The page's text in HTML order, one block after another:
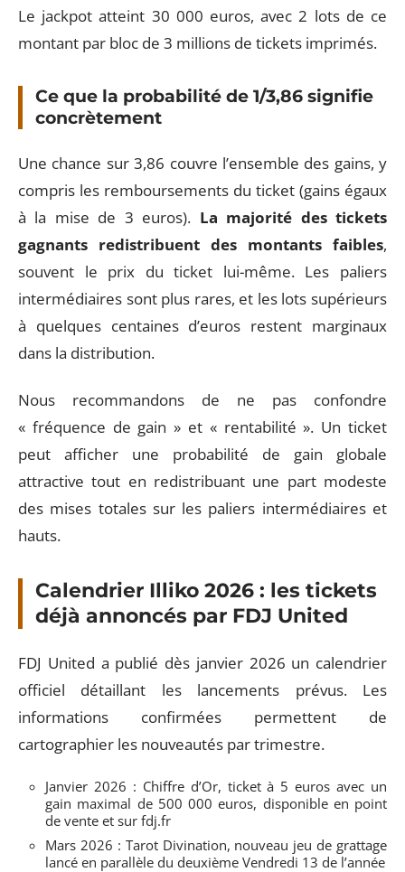
Le jackpot atteint 30 000 euros, avec 2 lots de ce
montant par bloc de 3 millions de tickets imprimés.
Ce que la probabilité de 1/3,86 signifie
concrètement
Une chance sur 3,86 couvre l’ensemble des gains, y
compris les remboursements du ticket (gains égaux
à la mise de 3 euros). La majorité des tickets
gagnants redistribuent des montants faibles,
souvent le prix du ticket lui-même. Les paliers
intermédiaires sont plus rares, et les lots supérieurs
à quelques centaines d’euros restent marginaux
dans la distribution.
Nous recommandons de ne pas confondre
« fréquence de gain » et « rentabilité ». Un ticket
peut afficher une probabilité de gain globale
attractive tout en redistribuant une part modeste
des mises totales sur les paliers intermédiaires et
hauts.
Calendrier Illiko 2026 : les tickets
déjà annoncés par FDJ United
FDJ United a publié dès janvier 2026 un calendrier
officiel détaillant les lancements prévus. Les
informations confirmées permettent de
cartographier les nouveautés par trimestre.
Janvier 2026 : Chiffre d’Or, ticket à 5 euros avec un
gain maximal de 500 000 euros, disponible en point
de vente et sur fdj.fr
Mars 2026 : Tarot Divination, nouveau jeu de grattage
lancé en parallèle du deuxième Vendredi 13 de l’année